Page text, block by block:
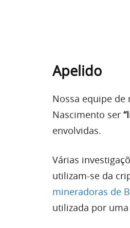
Apelido
Nossa equipe
Nascimento ser
envolvidas.
Várias
utilizam-se da
mineradoras de
utilizada por